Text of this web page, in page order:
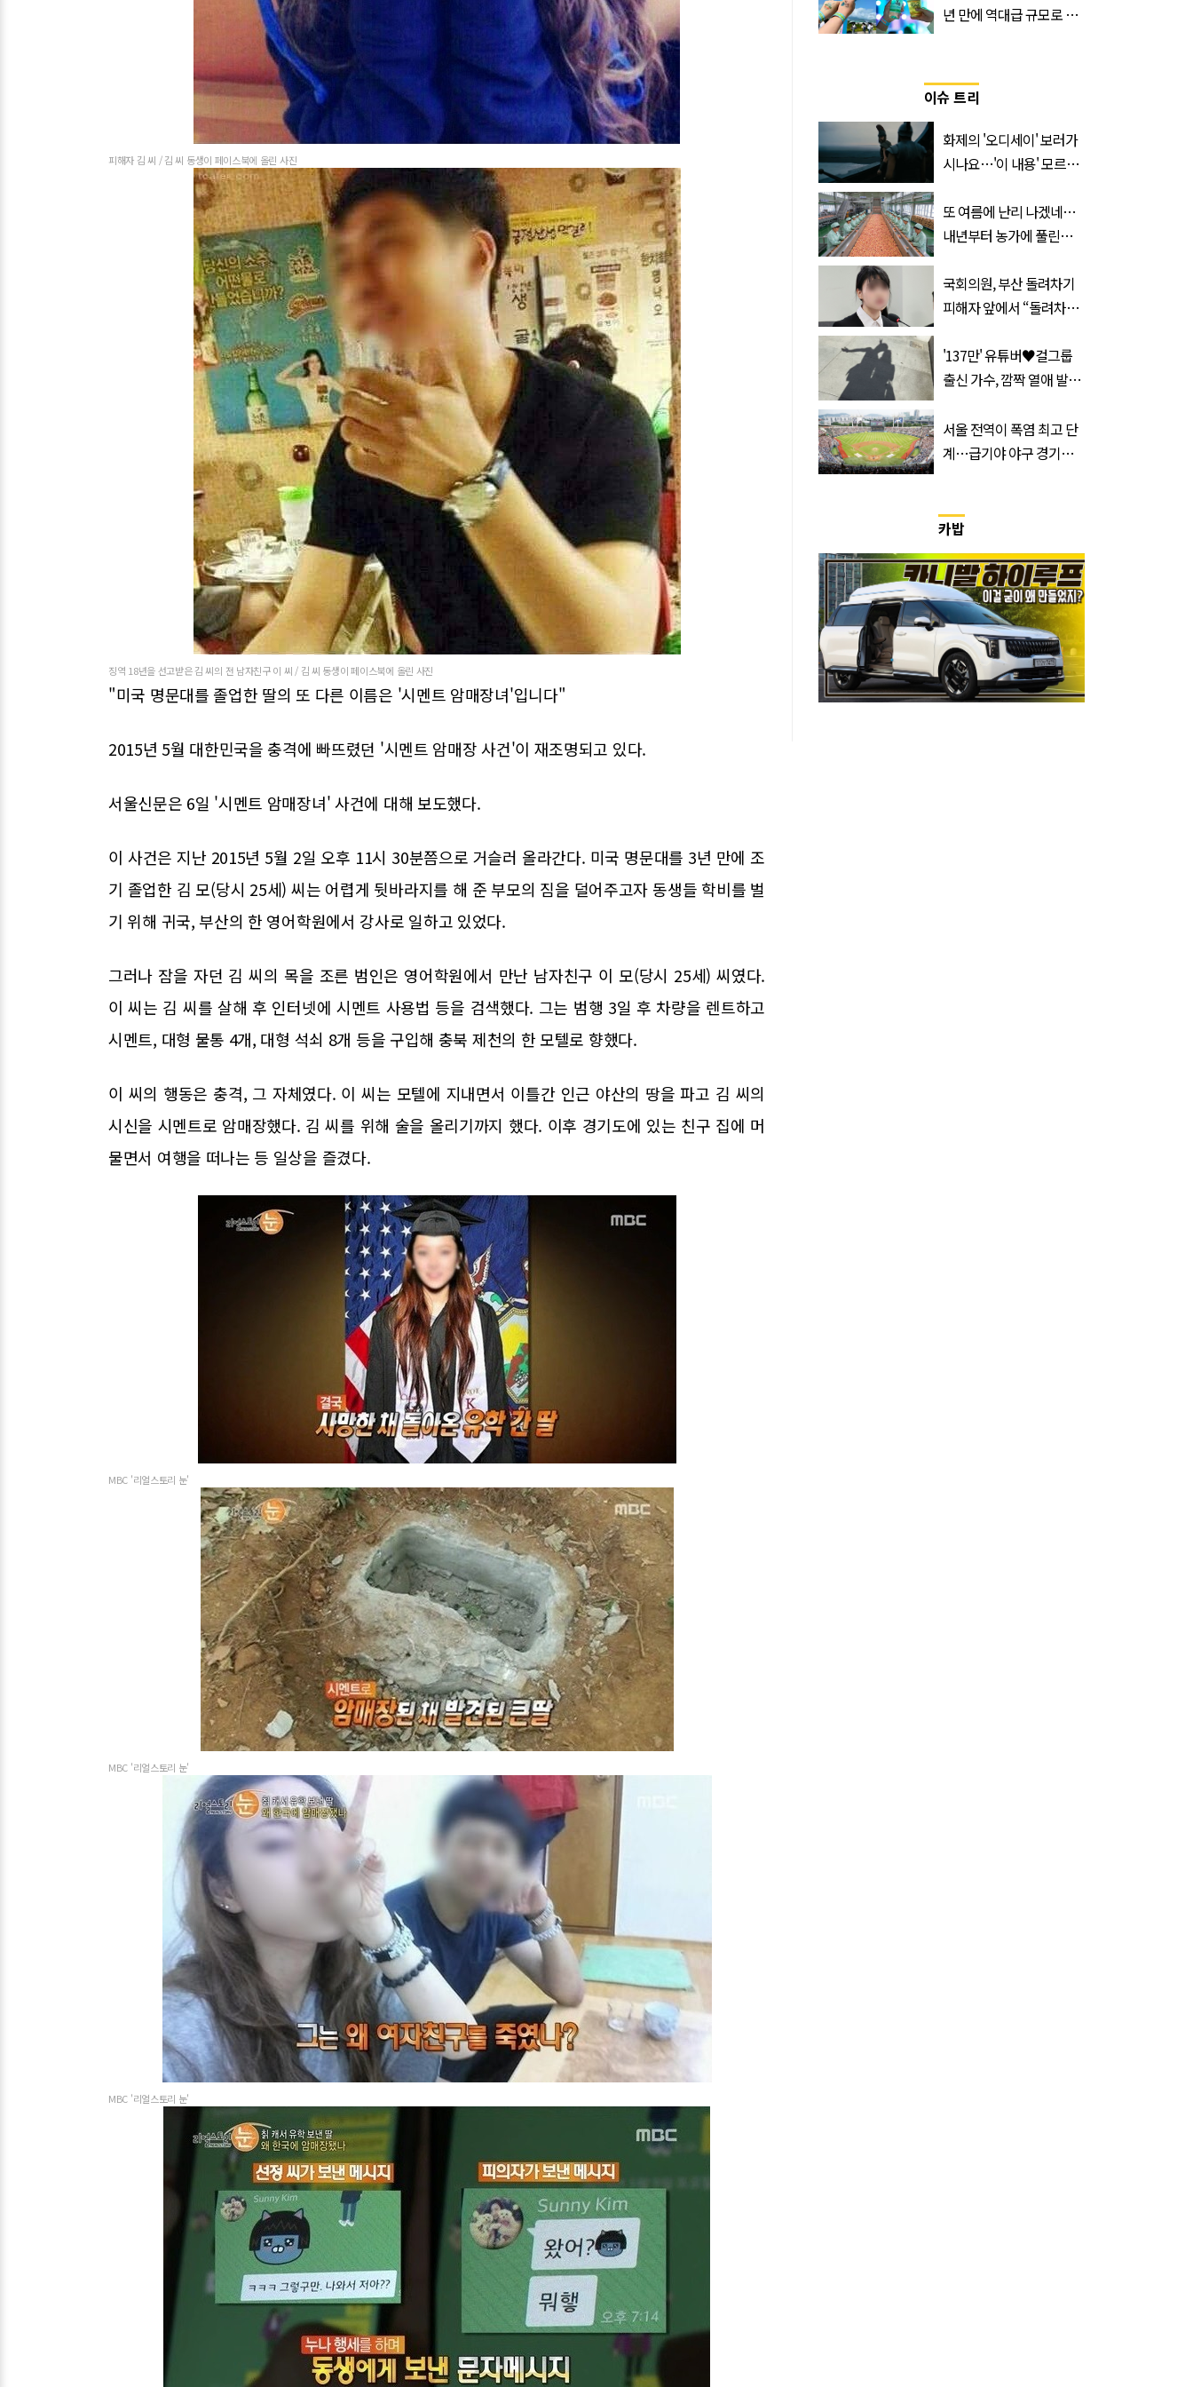
피해자 김 씨 / 김 씨 동생이 페이스북에 올린 사진
징역 18년을 선고받은 김 씨의 전 남자친구 이 씨 / 김 씨 동생이 페이스북에 올린 사진
"미국 명문대를 졸업한 딸의 또 다른 이름은 '시멘트 암매장녀'입니다"
2015년 5월 대한민국을 충격에 빠뜨렸던 '시멘트 암매장 사건'이 재조명되고 있다.
서울신문은 6일 '시멘트 암매장녀' 사건에 대해 보도했다.
이 사건은 지난 2015년 5월 2일 오후 11시 30분쯤으로 거슬러 올라간다. 미국 명문대를 3년 만에 조
기 졸업한 김 모(당시 25세) 씨는 어렵게 뒷바라지를 해 준 부모의 짐을 덜어주고자 동생들 학비를 벌
기 위해 귀국, 부산의 한 영어학원에서 강사로 일하고 있었다.
그러나 잠을 자던 김 씨의 목을 조른 범인은 영어학원에서 만난 남자친구 이 모(당시 25세) 씨였다.
이 씨는 김 씨를 살해 후 인터넷에 시멘트 사용법 등을 검색했다. 그는 범행 3일 후 차량을 렌트하고
시멘트, 대형 물통 4개, 대형 석쇠 8개 등을 구입해 충북 제천의 한 모텔로 향했다.
이 씨의 행동은 충격, 그 자체였다. 이 씨는 모텔에 지내면서 이틀간 인근 야산의 땅을 파고 김 씨의
시신을 시멘트로 암매장했다. 김 씨를 위해 술을 올리기까지 했다. 이후 경기도에 있는 친구 집에 머
물면서 여행을 떠나는 등 일상을 즐겼다.
MBC '리얼스토리 눈'
MBC '리얼스토리 눈'
MBC '리얼스토리 눈'
년 만에 역대급 규모로 돌
이슈 트리
화제의 '오디세이' 보러가
시나요…'이 내용' 모르고
또 여름에 난리 나겠네…
내년부터 농가에 풀린다는
국회의원, 부산 돌려차기
피해자 앞에서 “돌려차기
'137만' 유튜버♥걸그룹
출신 가수, 깜짝 열애 발
(+사진)
서울 전역이 폭염 최고 단
계…급기야 야구 경기까
카밥